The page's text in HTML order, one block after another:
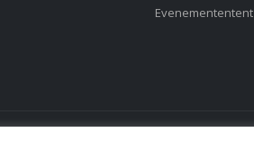
Evenemententent